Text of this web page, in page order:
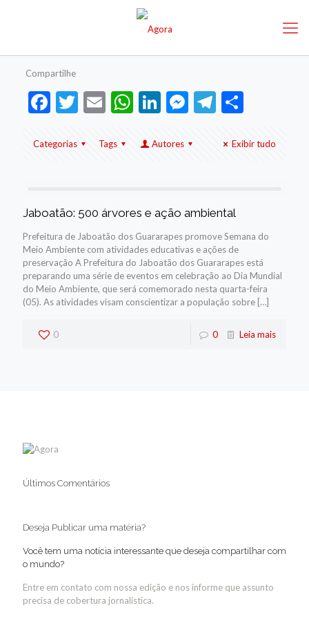
Compartilhe
Facebook
Twitter
EmailWhatsApp
LinkedIn
Messenger
Telegram
Share
Categorias Tags Autores Exibir tudo
Jaboatão: 500 árvores e ação ambiental
Prefeitura de Jaboatão dos Guararapes promove Semana do
Meio Ambiente com atividades educativas e ações de
preservação A Prefeitura do Jaboatão dos Guararapes está
preparando uma série de eventos em celebração ao Dia Mundial
do Meio Ambiente, que será comemorado nesta quarta-feira
(05). As atividades visam conscientizar a população sobre […]
0 0 Leia mais
Últimos Comentários
Deseja Publicar uma matéria?
Você tem uma notícia interessante que deseja compartilhar com
o mundo?
Entre em contato com nossa edição e nos informe que assunto
precisa de cobertura jornalística.